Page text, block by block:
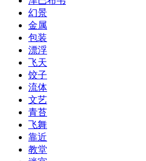
幻景
金属
包装
漂浮
飞天
饺子
流体
文艺
青苔
飞舞
靠近
教堂